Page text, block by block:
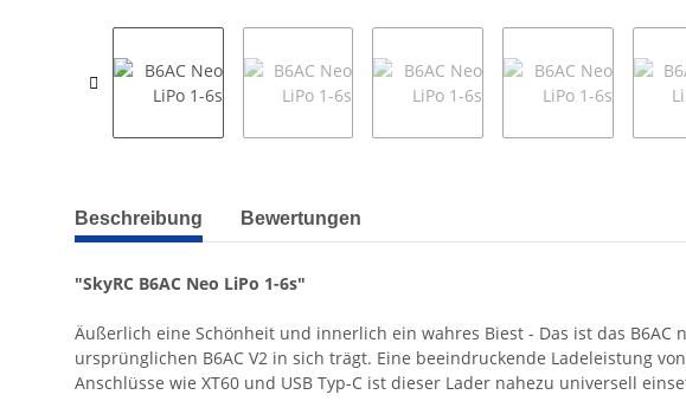
weitere Registerkarten anzeigen
Beschreibung Bewertungen
"SkyRC B6AC Neo LiPo 1-6s"
Äußerlich eine Schönheit und innerlich ein wahres Biest - Das ist das
ursprünglichen B6AC V2 in sich trägt. Eine beeindruckende Ladeleistung
Anschlüsse wie XT60 und USB Typ-C ist dieser Lader nahezu universell